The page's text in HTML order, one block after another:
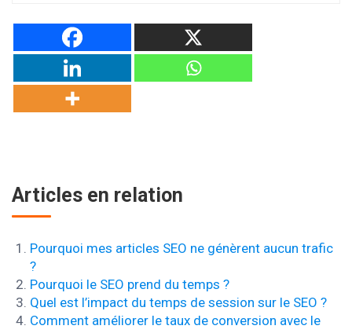
Articles en relation
Pourquoi mes articles SEO ne génèrent aucun trafic
?
Pourquoi le SEO prend du temps ?
Quel est l’impact du temps de session sur le SEO ?
Comment améliorer le taux de conversion avec le